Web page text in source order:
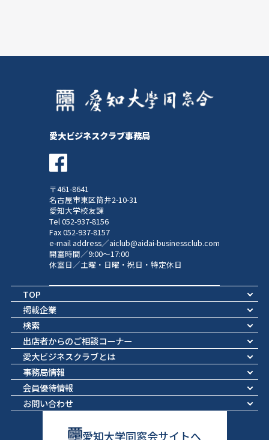
愛大ビジネスクラブ事務局
〒461-8641
名古屋市東区筒井2-10-31
愛知大学校友課
Tel 052-937-8156
Fax 052-937-8157
e-mail address／aiclub@aidai-businessclub.com
開室時間／9:00～17:00
休室日／土曜・日曜・祝日・特定休日
TOP
掲載企業
検索
出店者からのご相談コーナー
愛大ビジネスクラブとは
事務局情報
会員優待情報
お問い合わせ
愛知大学同窓会サイトへ